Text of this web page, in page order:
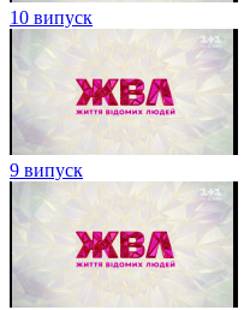
10 випуск
9 випуск